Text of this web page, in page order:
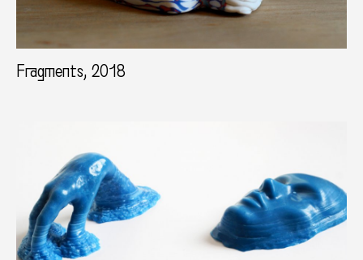
Fragments, 2018